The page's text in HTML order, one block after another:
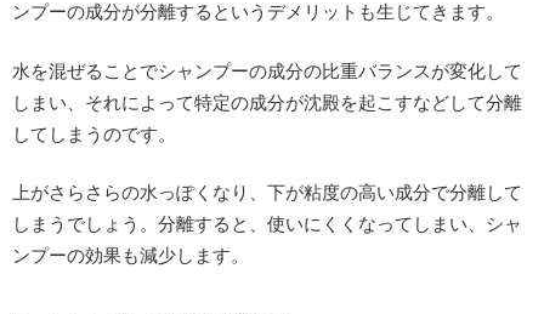
ンプーの成分が分離するというデメリットも生じてきます。
水を混ぜることでシャンプーの成分の比重バランスが変化して
しまい、それによって特定の成分が沈殿を起こすなどして分離
してしまうのです。
上がさらさらの水っぽくなり、下が粘度の高い成分で分離して
しまうでしょう。分離すると、使いにくくなってしまい、シャ
ンプーの効果も減少します。